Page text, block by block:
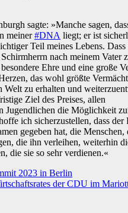
sagte: »Manche sagen,
meiner#DNA liegt; er ist
Teil meines Lebens. Dass
nach meinem Vater
Ehre und eine große
das wohl größte
Welt zu erhalten und
Ziel des Preises, allen
Jugendlichen die Möglichkeit
ich sicherzustellen, dass der
gegeben hat, die Menschen,
die ihn verleihen, weiterhin
die sie so sehr verdienen.«
2023 in Berlin
der CDU im